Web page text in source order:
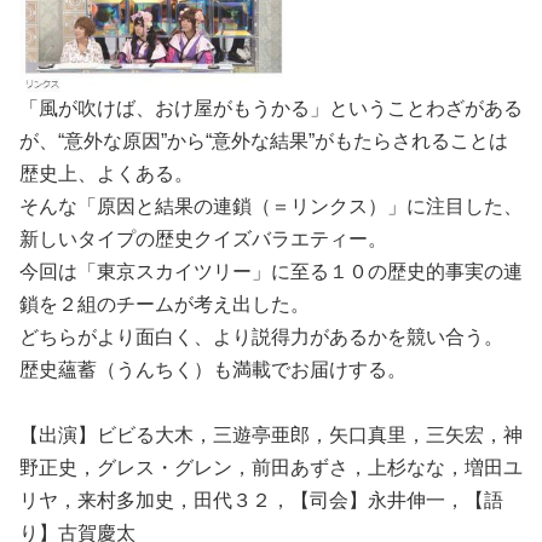
「風が吹けば、おけ屋がもうかる」ということわざがある
が、“意外な原因”から“意外な結果”がもたらされることは
歴史上、よくある。
そんな「原因と結果の連鎖（＝リンクス）」に注目した、
新しいタイプの歴史クイズバラエティー。
今回は「東京スカイツリー」に至る１０の歴史的事実の連
鎖を２組のチームが考え出した。
どちらがより面白く、より説得力があるかを競い合う。
歴史蘊蓄（うんちく）も満載でお届けする。
【出演】ビビる大木，三遊亭亜郎，矢口真里，三矢宏，神
野正史，グレス・グレン，前田あずさ，上杉なな，増田ユ
リヤ，来村多加史，田代３２，【司会】永井伸一，【語
り】古賀慶太